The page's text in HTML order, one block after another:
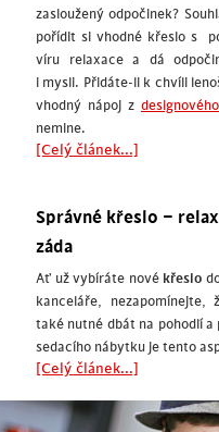
zasloužený odpočinek?
pořídit si vhodné křeslo s
víru relaxace a dá
i mysli. Přidáte-li k chvíli
vhodný nápoj z
nemine.
[Celý článek...]
Správné křeslo –
záda
Ať už vybíráte nové křeslo
kanceláře,
také nutné dbát na pohodlí
sedacího nábytku je tento
[Celý článek...]